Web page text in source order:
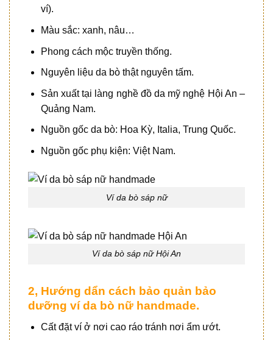
ví).
Màu sắc: xanh, nâu…
Phong cách mộc truyền thống.
Nguyên liệu da bò thật nguyên tấm.
Sản xuất tại làng nghề đồ da mỹ nghệ Hội An –
Quảng Nam.
Nguồn gốc da bò: Hoa Kỳ, Italia, Trung Quốc.
Nguồn gốc phụ kiện: Việt Nam.
Ví da bò sáp nữ
Ví da bò sáp nữ Hội An
2, Hướng dẩn cách bảo quản bảo
dưỡng ví da bò nữ handmade.
Cất đặt ví ở nơi cao ráo tránh nơi ẩm ướt.